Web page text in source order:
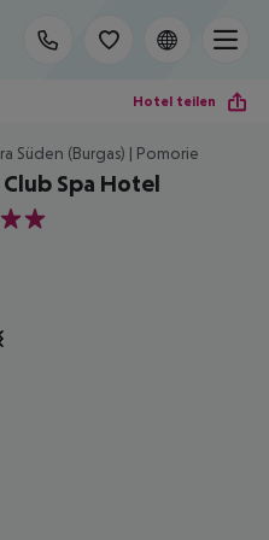
Hotel teilen
Süden (Burgas) | Pomorie
Spa Hotel